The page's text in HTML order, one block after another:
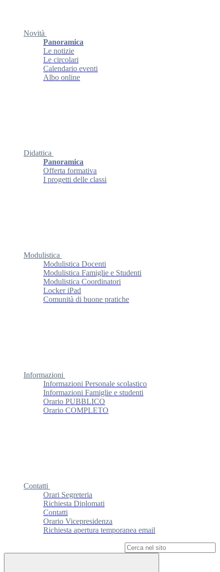
Novità
Panoramica
Le notizie
Le circolari
Calendario eventi
Albo online
Didattica
Panoramica
Offerta formativa
I progetti delle classi
Modulistica
Modulistica Docenti
Modulistica Famiglie e Studenti
Modulistica Coordinatori
Locker iPad
Comunità di buone pratiche
Informazioni
Informazioni Personale scolastico
Informazioni Famiglie e studenti
Orario PUBBLICO
Orario COMPLETO
Contatti
Orari Segreteria
Richiesta Diplomati
Contatti
Orario Vicepresidenza
Richiesta apertura temporanea email